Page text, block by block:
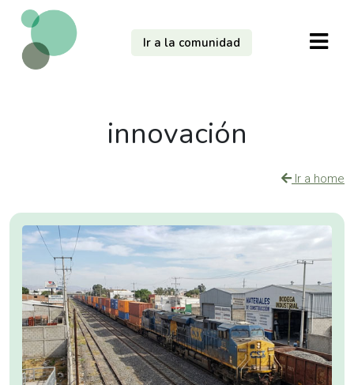
Ir a la comunidad
innovación
Ir a home